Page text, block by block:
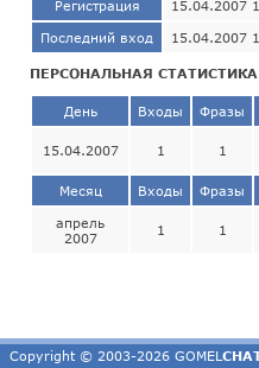
Регистрация 15.04.2007
Последний вход 15.04.2007
ПЕРСОНАЛЬНАЯ СТАТИСТИКА
День Входы Фразы
15.04.2007 1 1
Месяц Входы Фразы
апрель
2007
1 1
Copyright © 2003-2026 GOMEL